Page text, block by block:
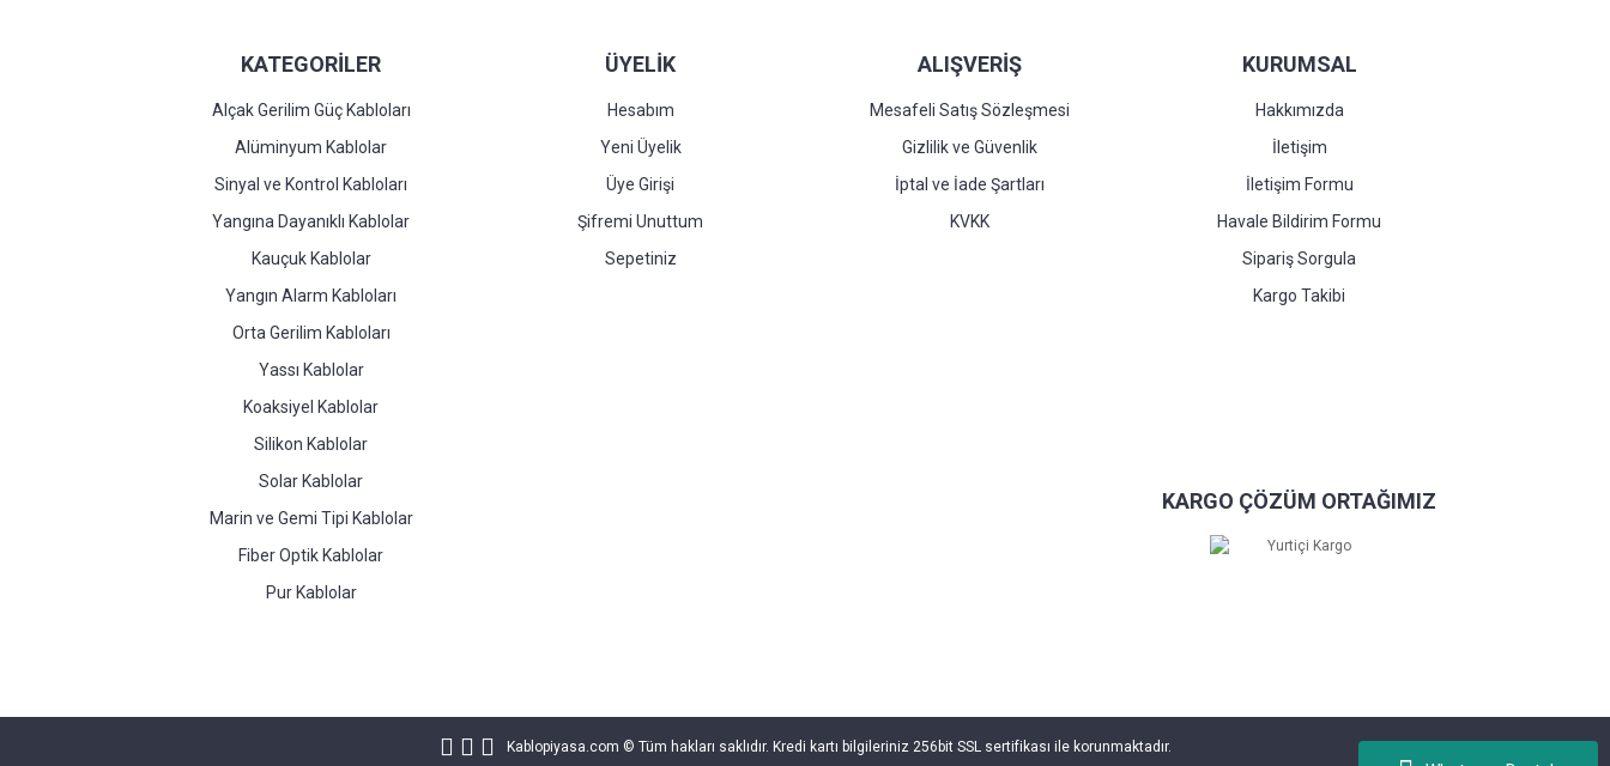
KATEGORİLER
Alçak Gerilim Güç Kabloları
Alüminyum Kablolar
Sinyal ve Kontrol Kabloları
Yangına Dayanıklı Kablolar
Kauçuk Kablolar
Yangın Alarm Kabloları
Orta Gerilim Kabloları
Yassı Kablolar
Koaksiyel Kablolar
Silikon Kablolar
Solar Kablolar
Marin ve Gemi Tipi Kablolar
Fiber Optik Kablolar
Pur Kablolar
ÜYELİK
Hesabım
Yeni Üyelik
Üye Girişi
Şifremi Unuttum
Sepetiniz
ALIŞVERİŞ
Mesafeli Satış Sözleşmesi
Gizlilik ve Güvenlik
İptal ve İade Şartları
KVKK
KURUMSAL
Hakkımızda
İletişim
İletişim Formu
Havale Bildirim Formu
Sipariş Sorgula
Kargo Takibi
KARGO ÇÖZÜM ORTAĞIMIZ
Kablopiyasa.com © Tüm hakları saklıdır. Kredi kartı bilgileriniz 256bit SSL sertifikası ile korunmaktadır.